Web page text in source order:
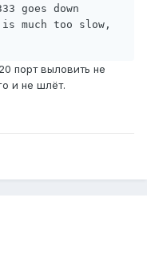
goes down
much too slow,
порт выловить не
и не шлёт.